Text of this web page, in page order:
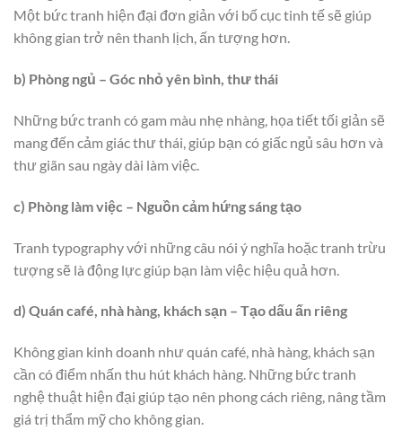
Một bức tranh hiện đại đơn giản với bố cục tinh tế sẽ giúp
không gian trở nên thanh lịch, ấn tượng hơn.
b) Phòng ngủ – Góc nhỏ yên bình, thư thái
Những bức tranh có gam màu nhẹ nhàng, họa tiết tối giản sẽ
mang đến cảm giác thư thái, giúp bạn có giấc ngủ sâu hơn và
thư giãn sau ngày dài làm việc.
c) Phòng làm việc – Nguồn cảm hứng sáng tạo
Tranh typography với những câu nói ý nghĩa hoặc tranh trừu
tượng sẽ là động lực giúp bạn làm việc hiệu quả hơn.
d) Quán café, nhà hàng, khách sạn – Tạo dấu ấn riêng
Không gian kinh doanh như quán café, nhà hàng, khách sạn
cần có điểm nhấn thu hút khách hàng. Những bức tranh
nghệ thuật hiện đại giúp tạo nên phong cách riêng, nâng tầm
giá trị thẩm mỹ cho không gian.